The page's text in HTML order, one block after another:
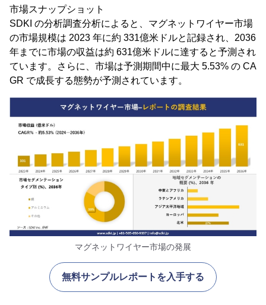
市場スナップショット
SDKI の分析調査分析によると、マグネットワイヤー市場
の市場規模は 2023 年に約 331億米ドルと記録され、2036
年までに市場の収益は約 631億米ドルに達すると予測され
ています。さらに、市場は予測期間中に最大 5.53% の CA
GR で成長する態勢が予測されています。
マグネットワイヤー市場の発展
無料サンプルレポートを入手する